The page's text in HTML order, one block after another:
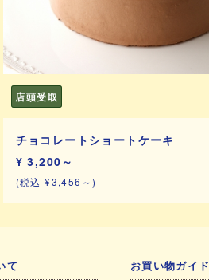
店頭受取
チョコレートショートケーキ
¥ 3,200～
(税込 ¥3,456～)
て お買い物ガイド